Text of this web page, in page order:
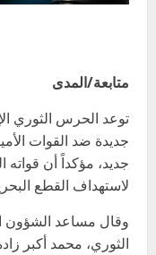
متابعة/المدى
توعد الحرس الثوري
جديدة ضد القوات
جديد، مؤكداً أن
لاستهداف القطع
وقال مساعد الشؤون
الثوري، محمد أكبر